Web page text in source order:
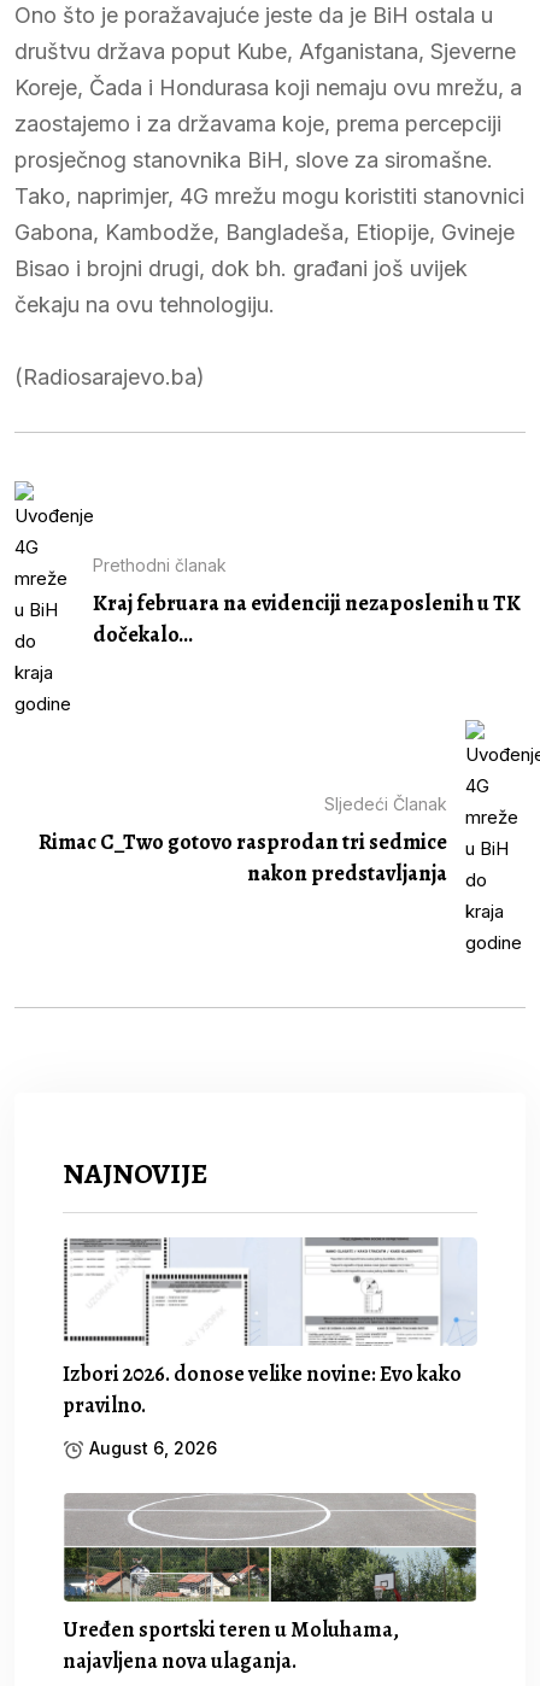
Ono što je poražavajuće jeste da je BiH ostala u
društvu država poput Kube, Afganistana, Sjeverne
Koreje, Čada i Hondurasa koji nemaju ovu mrežu, a
zaostajemo i za državama koje, prema percepciji
prosječnog stanovnika BiH, slove za siromašne.
Tako, naprimjer, 4G mrežu mogu koristiti stanovnici
Gabona, Kambodže, Bangladeša, Etiopije, Gvineje
Bisao i brojni drugi, dok bh. građani još uvijek
čekaju na ovu tehnologiju.
(Radiosarajevo.ba)
Prethodni članak
Kraj februara na evidenciji nezaposlenih u TK
dočekalo...
Sljedeći Članak
Rimac C_Two gotovo rasprodan tri sedmice
nakon predstavljanja
NAJNOVIJE
Izbori 2026. donose velike novine: Evo kako
pravilno.
August 6, 2026
Uređen sportski teren u Moluhama,
najavljena nova ulaganja.